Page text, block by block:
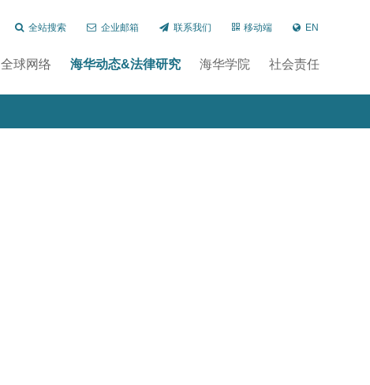
全站搜索 企业邮箱 联系我们 移动端 EN
全球网络 海华动态&法律研究 海华学院 社会责任